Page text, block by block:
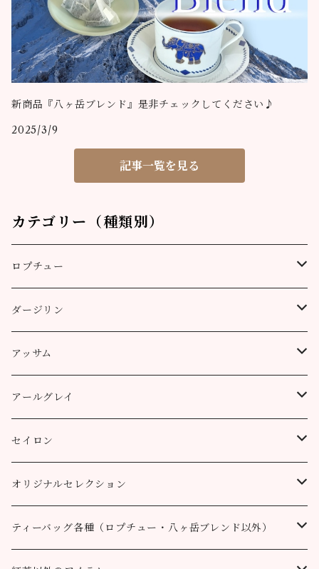
新商品『八ヶ岳ブレンド』是非チェックしてください♪
2025/3/9
記事一覧を見る
カテゴリー（種類別）
ロプチュー
缶（リーフ）
ティーバッグ
3個
10個
アルミ袋（リーフ）
100g
200g
ティーポット用ティーバッグ
ダージリン
プッタボン茶園
50g
100g
ハッピーバレー茶園
50g
100g
キャッスルトン茶園
50g
100g
ロヒーニ茶園
50g
100g
アッサム
リーフ
100g
200g
CTC
100g
200g
アールグレイ
アールグレイ
100g
200g
アールグレイ・オリジナルブレンド
100g
200g
セイロン
ウバ
100g
200g
ルフナ
オリジナルセレクション
八ヶ岳ブレンド
ティーバッグ各種（ロプチュー・八ヶ岳ブレンド以外）